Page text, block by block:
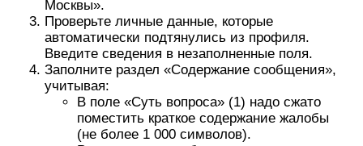
Москвы».
Проверьте личные данные, которые
автоматически подтянулись из профиля.
Введите сведения в незаполненные поля.
Заполните раздел «Содержание сообщения»,
учитывая:
В поле «Суть вопроса» (1) надо сжато
поместить краткое содержание жалобы
(не более 1 000 символов).